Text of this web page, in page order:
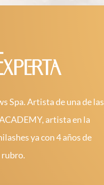
Spa. Artista de una de las
artista en la
ya con 4 años de
rubro.